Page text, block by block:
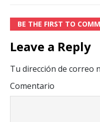
BE THE FIRST TO
Leave a Reply
Tu dirección de correo
Comentario